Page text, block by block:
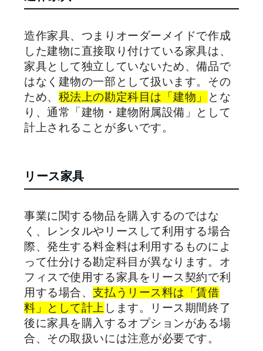
造作家具、つまりオーダーメイドで作成
した建物に直接取り付けている家具は、
家具として独立していないため、備品で
はなく建物の一部として扱います。その
ため、 税法上の勘定科目は「建物」
とな
り、通常「建物・建物附属設備」として
計上されることが多いです。
リース家具
事業に関する物品を購入するのではな
く、レンタルやリースして利用する場合
際、発生する料金料は利用するものによ
って仕分ける勘定科目が異なります。オ
フィスで使用する家具をリース契約で利
用する場合、支払うリース料は「賃借
料」として計上 します。リース期間終了
後に家具を購入するオプションがある場
合、その取扱いには注意が必要です。